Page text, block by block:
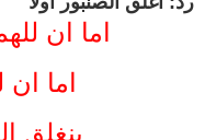
اما ان
اما
بنغلق